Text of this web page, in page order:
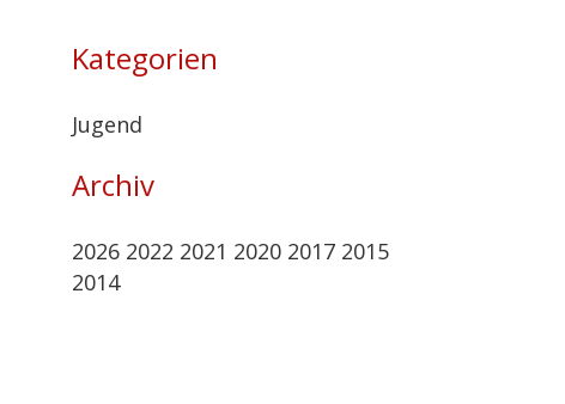
Kategorien
Jugend
Archiv
2026 2022 2021 2020 2017 2015
2014